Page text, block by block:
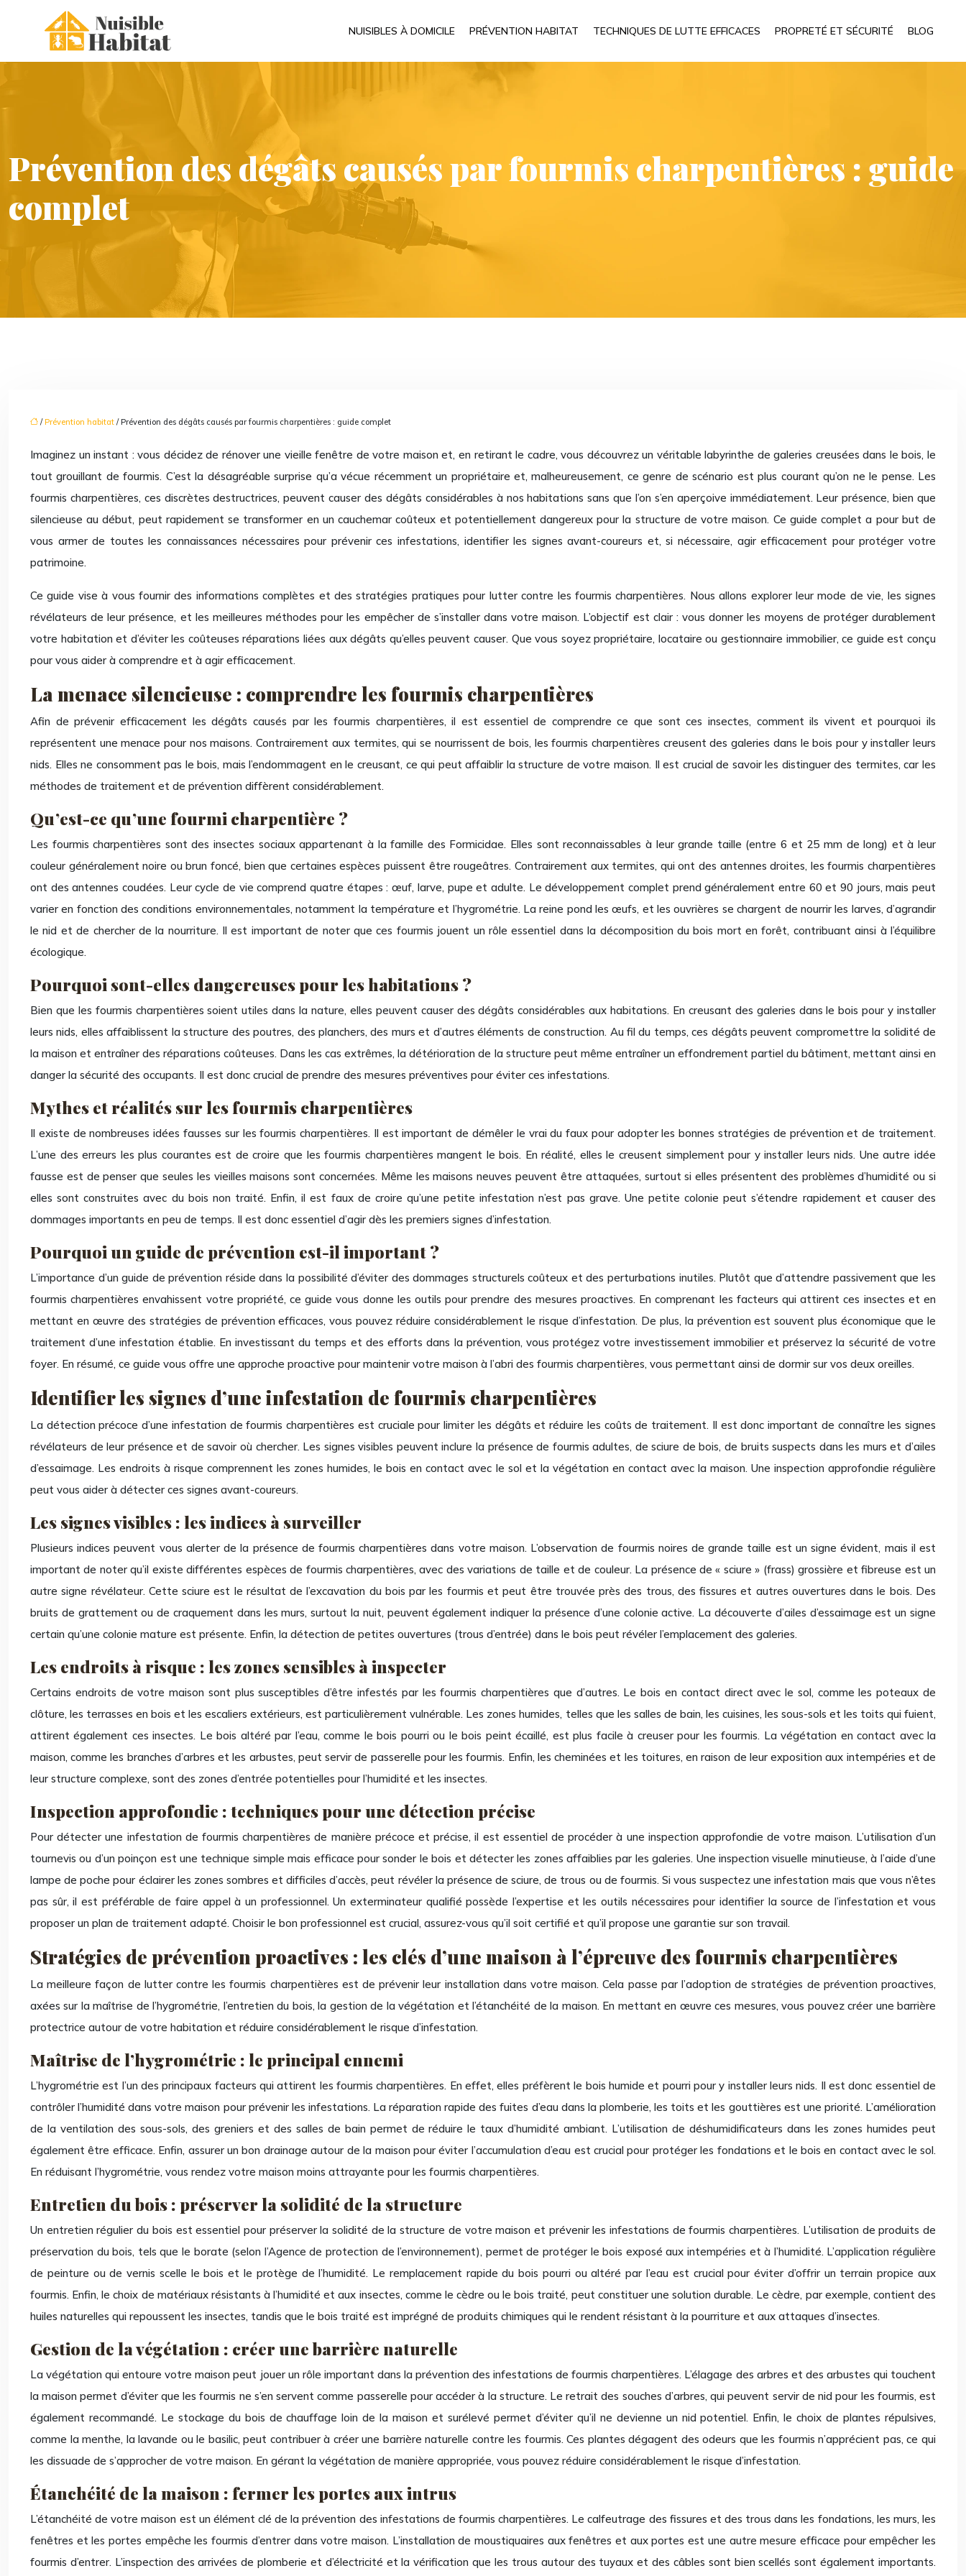
NUISIBLES À DOMICILE PRÉVENTION HABITAT TECHNIQUES DE LUTTE EFFICACES PROPRETÉ ET SÉCURITÉ BLOG
Prévention des dégâts causés par fourmis charpentières : guide
complet
/Prévention habitat / Prévention des dégâts causés par fourmis charpentières : guide complet
Imaginez un instant : vous décidez de rénover une vieille fenêtre de votre maison et, en retirant le cadre, vous découvrez un véritable labyrinthe de galeries creusées dans le bois, le
tout grouillant de fourmis. C’est la désagréable surprise qu’a vécue récemment un propriétaire et, malheureusement, ce genre de scénario est plus courant qu’on ne le pense. Les
fourmis charpentières, ces discrètes destructrices, peuvent causer des dégâts considérables à nos habitations sans que l’on s’en aperçoive immédiatement. Leur présence, bien que
silencieuse au début, peut rapidement se transformer en un cauchemar coûteux et potentiellement dangereux pour la structure de votre maison. Ce guide complet a pour but de
vous armer de toutes les connaissances nécessaires pour prévenir ces infestations, identifier les signes avant-coureurs et, si nécessaire, agir efficacement pour protéger votre
patrimoine.
Ce guide vise à vous fournir des informations complètes et des stratégies pratiques pour lutter contre les fourmis charpentières. Nous allons explorer leur mode de vie, les signes
révélateurs de leur présence, et les meilleures méthodes pour les empêcher de s’installer dans votre maison. L’objectif est clair : vous donner les moyens de protéger durablement
votre habitation et d’éviter les coûteuses réparations liées aux dégâts qu’elles peuvent causer. Que vous soyez propriétaire, locataire ou gestionnaire immobilier, ce guide est conçu
pour vous aider à comprendre et à agir efficacement.
La menace silencieuse : comprendre les fourmis charpentières
Afin de prévenir efficacement les dégâts causés par les fourmis charpentières, il est essentiel de comprendre ce que sont ces insectes, comment ils vivent et pourquoi ils
représentent une menace pour nos maisons. Contrairement aux termites, qui se nourrissent de bois, les fourmis charpentières creusent des galeries dans le bois pour y installer leurs
nids. Elles ne consomment pas le bois, mais l’endommagent en le creusant, ce qui peut affaiblir la structure de votre maison. Il est crucial de savoir les distinguer des termites, car les
méthodes de traitement et de prévention diffèrent considérablement.
Qu’est-ce qu’une fourmi charpentière ?
Les fourmis charpentières sont des insectes sociaux appartenant à la famille des Formicidae. Elles sont reconnaissables à leur grande taille (entre 6 et 25 mm de long) et à leur
couleur généralement noire ou brun foncé, bien que certaines espèces puissent être rougeâtres. Contrairement aux termites, qui ont des antennes droites, les fourmis charpentières
ont des antennes coudées. Leur cycle de vie comprend quatre étapes : œuf, larve, pupe et adulte. Le développement complet prend généralement entre 60 et 90 jours, mais peut
varier en fonction des conditions environnementales, notamment la température et l’hygrométrie. La reine pond les œufs, et les ouvrières se chargent de nourrir les larves, d’agrandir
le nid et de chercher de la nourriture. Il est important de noter que ces fourmis jouent un rôle essentiel dans la décomposition du bois mort en forêt, contribuant ainsi à l’équilibre
écologique.
Pourquoi sont-elles dangereuses pour les habitations ?
Bien que les fourmis charpentières soient utiles dans la nature, elles peuvent causer des dégâts considérables aux habitations. En creusant des galeries dans le bois pour y installer
leurs nids, elles affaiblissent la structure des poutres, des planchers, des murs et d’autres éléments de construction. Au fil du temps, ces dégâts peuvent compromettre la solidité de
la maison et entraîner des réparations coûteuses. Dans les cas extrêmes, la détérioration de la structure peut même entraîner un effondrement partiel du bâtiment, mettant ainsi en
danger la sécurité des occupants. Il est donc crucial de prendre des mesures préventives pour éviter ces infestations.
Mythes et réalités sur les fourmis charpentières
Il existe de nombreuses idées fausses sur les fourmis charpentières. Il est important de démêler le vrai du faux pour adopter les bonnes stratégies de prévention et de traitement.
L’une des erreurs les plus courantes est de croire que les fourmis charpentières mangent le bois. En réalité, elles le creusent simplement pour y installer leurs nids. Une autre idée
fausse est de penser que seules les vieilles maisons sont concernées. Même les maisons neuves peuvent être attaquées, surtout si elles présentent des problèmes d’humidité ou si
elles sont construites avec du bois non traité. Enfin, il est faux de croire qu’une petite infestation n’est pas grave. Une petite colonie peut s’étendre rapidement et causer des
dommages importants en peu de temps. Il est donc essentiel d’agir dès les premiers signes d’infestation.
Pourquoi un guide de prévention est-il important ?
L’importance d’un guide de prévention réside dans la possibilité d’éviter des dommages structurels coûteux et des perturbations inutiles. Plutôt que d’attendre passivement que les
fourmis charpentières envahissent votre propriété, ce guide vous donne les outils pour prendre des mesures proactives. En comprenant les facteurs qui attirent ces insectes et en
mettant en œuvre des stratégies de prévention efficaces, vous pouvez réduire considérablement le risque d’infestation. De plus, la prévention est souvent plus économique que le
traitement d’une infestation établie. En investissant du temps et des efforts dans la prévention, vous protégez votre investissement immobilier et préservez la sécurité de votre
foyer. En résumé, ce guide vous offre une approche proactive pour maintenir votre maison à l’abri des fourmis charpentières, vous permettant ainsi de dormir sur vos deux oreilles.
Identifier les signes d’une infestation de fourmis charpentières
La détection précoce d’une infestation de fourmis charpentières est cruciale pour limiter les dégâts et réduire les coûts de traitement. Il est donc important de connaître les signes
révélateurs de leur présence et de savoir où chercher. Les signes visibles peuvent inclure la présence de fourmis adultes, de sciure de bois, de bruits suspects dans les murs et d’ailes
d’essaimage. Les endroits à risque comprennent les zones humides, le bois en contact avec le sol et la végétation en contact avec la maison. Une inspection approfondie régulière
peut vous aider à détecter ces signes avant-coureurs.
Les signes visibles : les indices à surveiller
Plusieurs indices peuvent vous alerter de la présence de fourmis charpentières dans votre maison. L’observation de fourmis noires de grande taille est un signe évident, mais il est
important de noter qu’il existe différentes espèces de fourmis charpentières, avec des variations de taille et de couleur. La présence de « sciure » (frass) grossière et fibreuse est un
autre signe révélateur. Cette sciure est le résultat de l’excavation du bois par les fourmis et peut être trouvée près des trous, des fissures et autres ouvertures dans le bois. Des
bruits de grattement ou de craquement dans les murs, surtout la nuit, peuvent également indiquer la présence d’une colonie active. La découverte d’ailes d’essaimage est un signe
certain qu’une colonie mature est présente. Enfin, la détection de petites ouvertures (trous d’entrée) dans le bois peut révéler l’emplacement des galeries.
Les endroits à risque : les zones sensibles à inspecter
Certains endroits de votre maison sont plus susceptibles d’être infestés par les fourmis charpentières que d’autres. Le bois en contact direct avec le sol, comme les poteaux de
clôture, les terrasses en bois et les escaliers extérieurs, est particulièrement vulnérable. Les zones humides, telles que les salles de bain, les cuisines, les sous-sols et les toits qui fuient,
attirent également ces insectes. Le bois altéré par l’eau, comme le bois pourri ou le bois peint écaillé, est plus facile à creuser pour les fourmis. La végétation en contact avec la
maison, comme les branches d’arbres et les arbustes, peut servir de passerelle pour les fourmis. Enfin, les cheminées et les toitures, en raison de leur exposition aux intempéries et de
leur structure complexe, sont des zones d’entrée potentielles pour l’humidité et les insectes.
Inspection approfondie : techniques pour une détection précise
Pour détecter une infestation de fourmis charpentières de manière précoce et précise, il est essentiel de procéder à une inspection approfondie de votre maison. L’utilisation d’un
tournevis ou d’un poinçon est une technique simple mais efficace pour sonder le bois et détecter les zones affaiblies par les galeries. Une inspection visuelle minutieuse, à l’aide d’une
lampe de poche pour éclairer les zones sombres et difficiles d’accès, peut révéler la présence de sciure, de trous ou de fourmis. Si vous suspectez une infestation mais que vous n’êtes
pas sûr, il est préférable de faire appel à un professionnel. Un exterminateur qualifié possède l’expertise et les outils nécessaires pour identifier la source de l’infestation et vous
proposer un plan de traitement adapté. Choisir le bon professionnel est crucial, assurez-vous qu’il soit certifié et qu’il propose une garantie sur son travail.
Stratégies de prévention proactives : les clés d’une maison à l’épreuve des fourmis charpentières
La meilleure façon de lutter contre les fourmis charpentières est de prévenir leur installation dans votre maison. Cela passe par l’adoption de stratégies de prévention proactives,
axées sur la maîtrise de l’hygrométrie, l’entretien du bois, la gestion de la végétation et l’étanchéité de la maison. En mettant en œuvre ces mesures, vous pouvez créer une barrière
protectrice autour de votre habitation et réduire considérablement le risque d’infestation.
Maîtrise de l’hygrométrie : le principal ennemi
L’hygrométrie est l’un des principaux facteurs qui attirent les fourmis charpentières. En effet, elles préfèrent le bois humide et pourri pour y installer leurs nids. Il est donc essentiel de
contrôler l’humidité dans votre maison pour prévenir les infestations. La réparation rapide des fuites d’eau dans la plomberie, les toits et les gouttières est une priorité. L’amélioration
de la ventilation des sous-sols, des greniers et des salles de bain permet de réduire le taux d’humidité ambiant. L’utilisation de déshumidificateurs dans les zones humides peut
également être efficace. Enfin, assurer un bon drainage autour de la maison pour éviter l’accumulation d’eau est crucial pour protéger les fondations et le bois en contact avec le sol.
En réduisant l’hygrométrie, vous rendez votre maison moins attrayante pour les fourmis charpentières.
Entretien du bois : préserver la solidité de la structure
Un entretien régulier du bois est essentiel pour préserver la solidité de la structure de votre maison et prévenir les infestations de fourmis charpentières. L’utilisation de produits de
préservation du bois, tels que le borate (selon l’Agence de protection de l’environnement), permet de protéger le bois exposé aux intempéries et à l’humidité. L’application régulière
de peinture ou de vernis scelle le bois et le protège de l’humidité. Le remplacement rapide du bois pourri ou altéré par l’eau est crucial pour éviter d’offrir un terrain propice aux
fourmis. Enfin, le choix de matériaux résistants à l’humidité et aux insectes, comme le cèdre ou le bois traité, peut constituer une solution durable. Le cèdre, par exemple, contient des
huiles naturelles qui repoussent les insectes, tandis que le bois traité est imprégné de produits chimiques qui le rendent résistant à la pourriture et aux attaques d’insectes.
Gestion de la végétation : créer une barrière naturelle
La végétation qui entoure votre maison peut jouer un rôle important dans la prévention des infestations de fourmis charpentières. L’élagage des arbres et des arbustes qui touchent
la maison permet d’éviter que les fourmis ne s’en servent comme passerelle pour accéder à la structure. Le retrait des souches d’arbres, qui peuvent servir de nid pour les fourmis, est
également recommandé. Le stockage du bois de chauffage loin de la maison et surélevé permet d’éviter qu’il ne devienne un nid potentiel. Enfin, le choix de plantes répulsives,
comme la menthe, la lavande ou le basilic, peut contribuer à créer une barrière naturelle contre les fourmis. Ces plantes dégagent des odeurs que les fourmis n’apprécient pas, ce qui
les dissuade de s’approcher de votre maison. En gérant la végétation de manière appropriée, vous pouvez réduire considérablement le risque d’infestation.
Étanchéité de la maison : fermer les portes aux intrus
L’étanchéité de votre maison est un élément clé de la prévention des infestations de fourmis charpentières. Le calfeutrage des fissures et des trous dans les fondations, les murs, les
fenêtres et les portes empêche les fourmis d’entrer dans votre maison. L’installation de moustiquaires aux fenêtres et aux portes est une autre mesure efficace pour empêcher les
fourmis d’entrer. L’inspection des arrivées de plomberie et d’électricité et la vérification que les trous autour des tuyaux et des câbles sont bien scellés sont également importants.